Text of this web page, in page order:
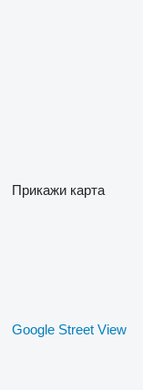
Прикажи карта
Google Street View